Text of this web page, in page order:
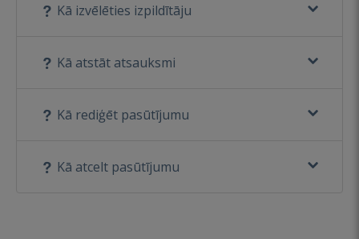
Kā izvēlēties izpildītāju
Kā atstāt atsauksmi
Kā rediģēt pasūtījumu
Kā atcelt pasūtījumu